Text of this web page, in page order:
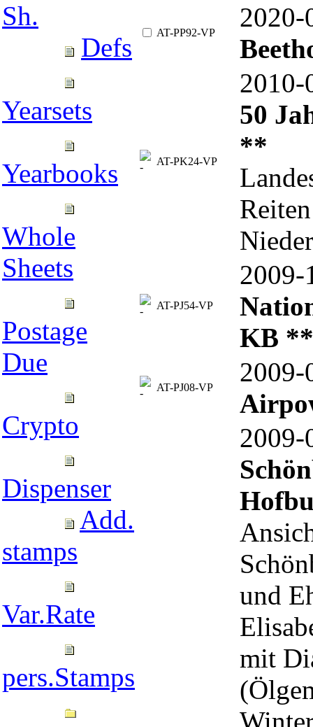
Sh.
Defs
Yearsets
Yearbooks
Whole
Sheets
Postage
Due
Crypto
Dispenser
Add.
stamps
Var.Rate
pers.Stamps
AT-PP92-VP
AT-PK24-VP
50
**
AT-PJ54-VP
KB **
AT-PJ08-VP
und
mit